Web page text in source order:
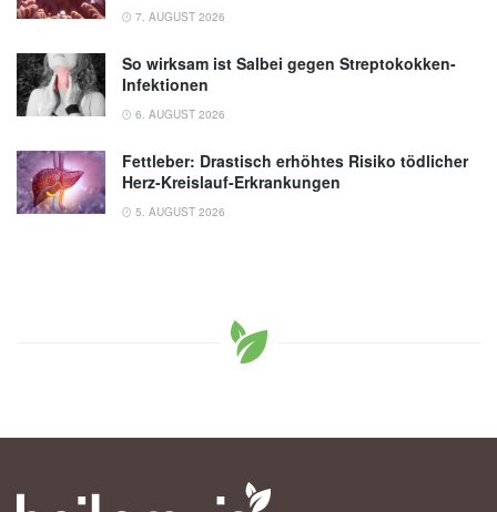
7. AUGUST 2026
So wirksam ist Salbei gegen Streptokokken-
Infektionen
6. AUGUST 2026
Fettleber: Drastisch erhöhtes Risiko tödlicher
Herz-Kreislauf-Erkrankungen
5. AUGUST 2026